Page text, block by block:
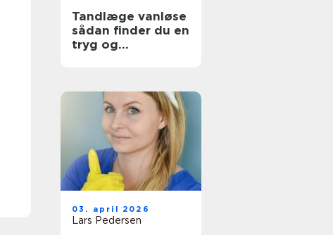
Tandlæge vanløse
sådan finder du en
tryg og
03. april 2026
Lars Pedersen